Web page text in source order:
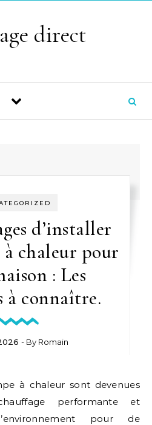
direct
d’installer
chaleur pour
: Les
à connaître.
- By Romain
performante et
pour de